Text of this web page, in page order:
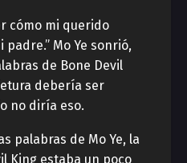
cómo mi querido
Mo Ye sonrió,
de Bone Devil
debería ser
no diría eso.
palabras de Mo Ye, la
King estaba un poco